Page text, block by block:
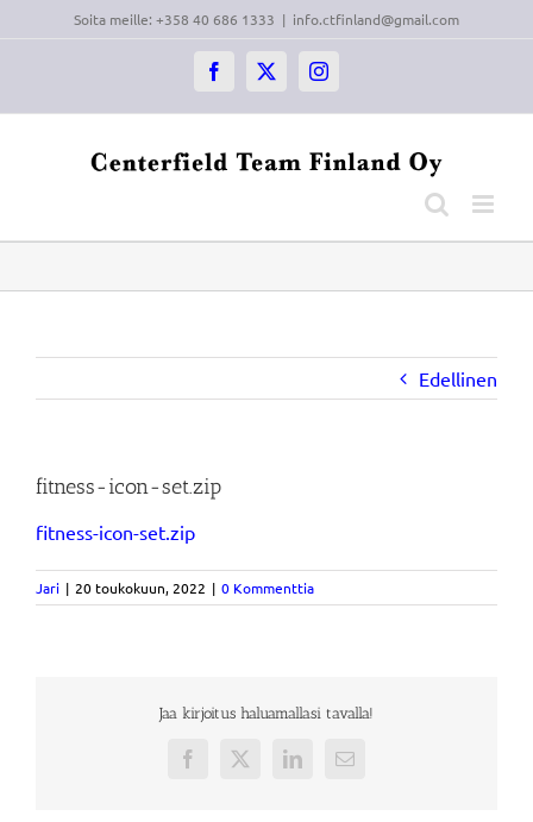
Soita meille: +358 40 686 1333 | info.ctfinland@gmail.com
Facebook
X Instagram
Edellinen
fitness-icon-set.zip
fitness-icon-set.zip
Jari | 20 toukokuun, 2022 | 0 Kommenttia
Jaa kirjoitus haluamallasi tavalla!
Facebook
X LinkedInSähköposti